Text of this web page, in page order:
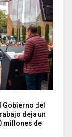
Gobierno del
deja un
millones de